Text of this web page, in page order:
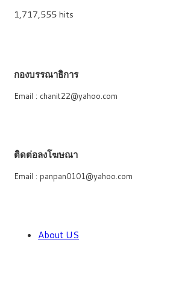
1,717,555 hits
กองบรรณาธิการ
Email : chanit22@yahoo.com
ติดต่อลงโฆษณา
Email : panpan0101@yahoo.com
About US